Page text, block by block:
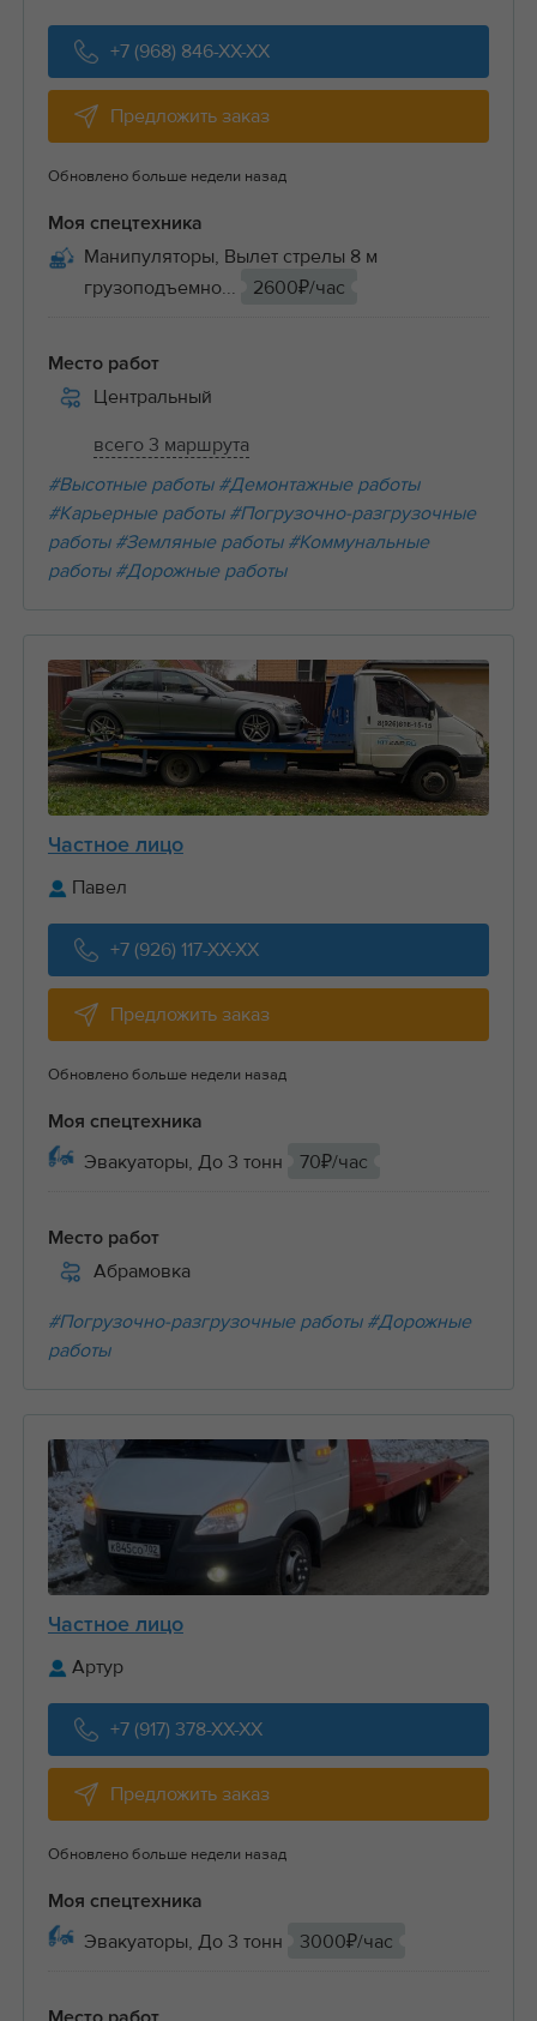
+7 (968) 846-XX-XX
Предложить заказ
Обновлено больше недели назад
Моя спецтехника
Манипуляторы, Вылет стрелы 8 м
грузоподъемно...
2600₽/час
Место работ
Центральный
всего 3 маршрута
#Высотные работы #Демонтажные работы
#Карьерные работы #Погрузочно-разгрузочные
работы #Земляные работы #Коммунальные
работы #Дорожные работы
Частное лицо
Павел
+7 (926) 117-XX-XX
Предложить заказ
Обновлено больше недели назад
Моя спецтехника
Эвакуаторы, До 3 тонн 70₽/час
Место работ
Абрамовка
#Погрузочно-разгрузочные работы #Дорожные
работы
Частное лицо
Артур
+7 (917) 378-XX-XX
Предложить заказ
Обновлено больше недели назад
Моя спецтехника
Эвакуаторы, До 3 тонн 3000₽/час